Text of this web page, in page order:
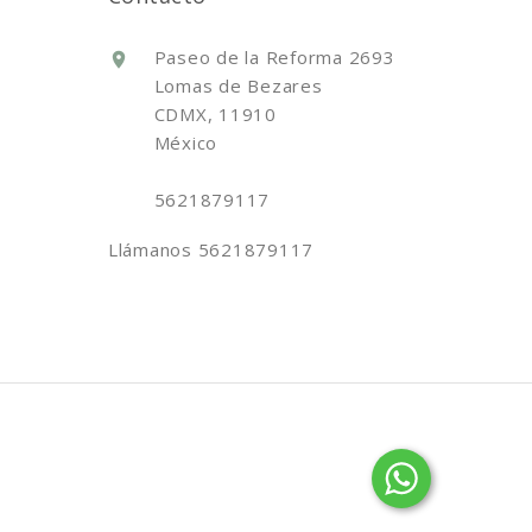
Paseo de la Reforma 2693
Lomas de Bezares
CDMX, 11910
México
5621879117
Llámanos 5621879117